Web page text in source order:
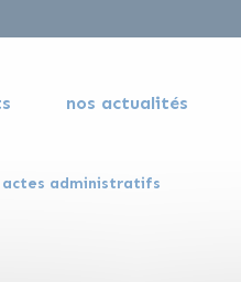
nos actualités
actes administratifs